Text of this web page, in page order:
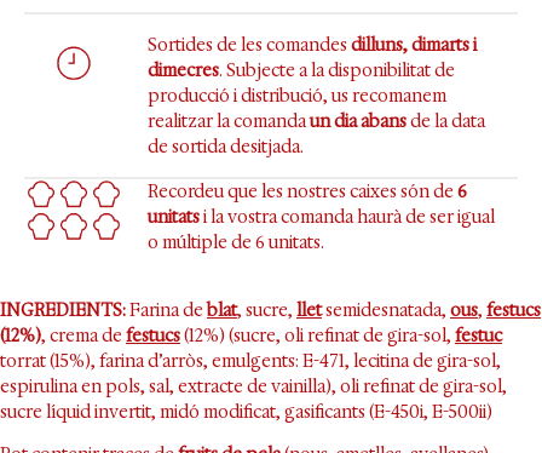
Sortides de les comandes dilluns, dimarts i
dimecres. Subjecte a la disponibilitat de
producció i distribució, us recomanem
realitzar la comandaun dia abansde la data
de sortida desitjada.
Recordeu que les nostres caixes són de 6
unitatsi la vostra comanda haurà de ser igual
o múltiple de 6 unitats.
INGREDIENTS:Farina deblat, sucre, lletsemidesnatada, ous, festucs
(12%), crema de festucs(12%) (sucre, oli refinat de gira-sol, festuc
torrat (15%), farina d’arròs, emulgents: E-471, lecitina de gira-sol,
espirulina en pols, sal, extracte de vainilla), oli refinat de gira-sol,
sucre líquid invertit, midó modificat, gasificants (E-450i, E-500ii)